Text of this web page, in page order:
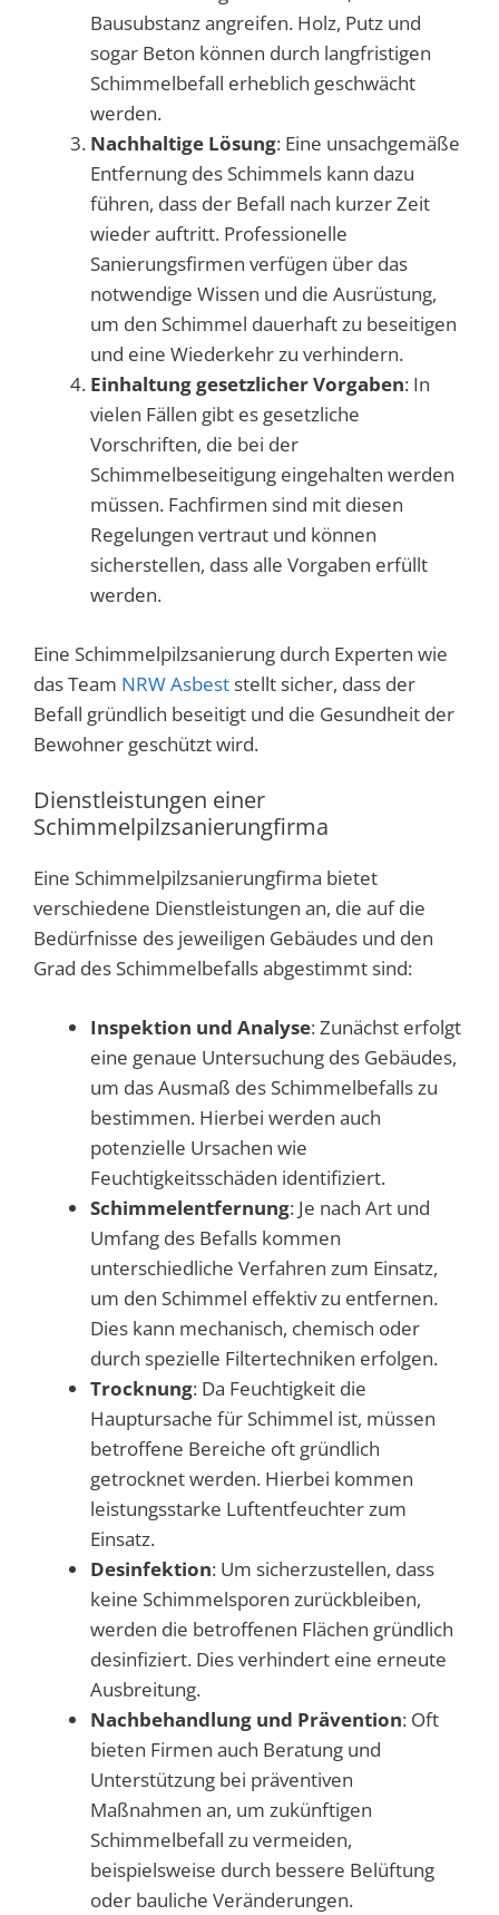
Bausubstanz angreifen. Holz, Putz und
sogar Beton können durch langfristigen
Schimmelbefall erheblich geschwächt
werden.
Nachhaltige Lösung: Eine unsachgemäße
Entfernung des Schimmels kann dazu
führen, dass der Befall nach kurzer Zeit
wieder auftritt. Professionelle
Sanierungsfirmen verfügen über das
notwendige Wissen und die Ausrüstung,
um den Schimmel dauerhaft zu beseitigen
und eine Wiederkehr zu verhindern.
Einhaltung gesetzlicher Vorgaben: In
vielen Fällen gibt es gesetzliche
Vorschriften, die bei der
Schimmelbeseitigung eingehalten werden
müssen. Fachfirmen sind mit diesen
Regelungen vertraut und können
sicherstellen, dass alle Vorgaben erfüllt
werden.
Eine Schimmelpilzsanierung durch Experten wie
das Team NRW Asbest
Befall gründlich beseitigt und die Gesundheit der
Bewohner geschützt wird.
Dienstleistungen einer
Schimmelpilzsanierungfirma
Eine Schimmelpilzsanierungfirma bietet
verschiedene Dienstleistungen an, die auf die
Bedürfnisse des jeweiligen Gebäudes und den
Grad des Schimmelbefalls abgestimmt sind:
Inspektion und Analyse: Zunächst erfolgt
eine genaue Untersuchung des Gebäudes,
um das Ausmaß des Schimmelbefalls zu
bestimmen. Hierbei werden auch
potenzielle Ursachen wie
Feuchtigkeitsschäden identifiziert.
Schimmelentfernung: Je nach Art und
Umfang des Befalls kommen
unterschiedliche Verfahren zum Einsatz,
um den Schimmel effektiv zu entfernen.
Dies kann mechanisch, chemisch oder
durch spezielle Filtertechniken erfolgen.
Trocknung: Da Feuchtigkeit die
Hauptursache für Schimmel ist, müssen
betroffene Bereiche oft gründlich
getrocknet werden. Hierbei kommen
leistungsstarke Luftentfeuchter zum
Einsatz.
Desinfektion: Um sicherzustellen, dass
keine Schimmelsporen zurückbleiben,
werden die betroffenen Flächen gründlich
desinfiziert. Dies verhindert eine erneute
Ausbreitung.
Nachbehandlung und Prävention: Oft
bieten Firmen auch Beratung und
Unterstützung bei präventiven
Maßnahmen an, um zukünftigen
Schimmelbefall zu vermeiden,
beispielsweise durch bessere Belüftung
oder bauliche Veränderungen.